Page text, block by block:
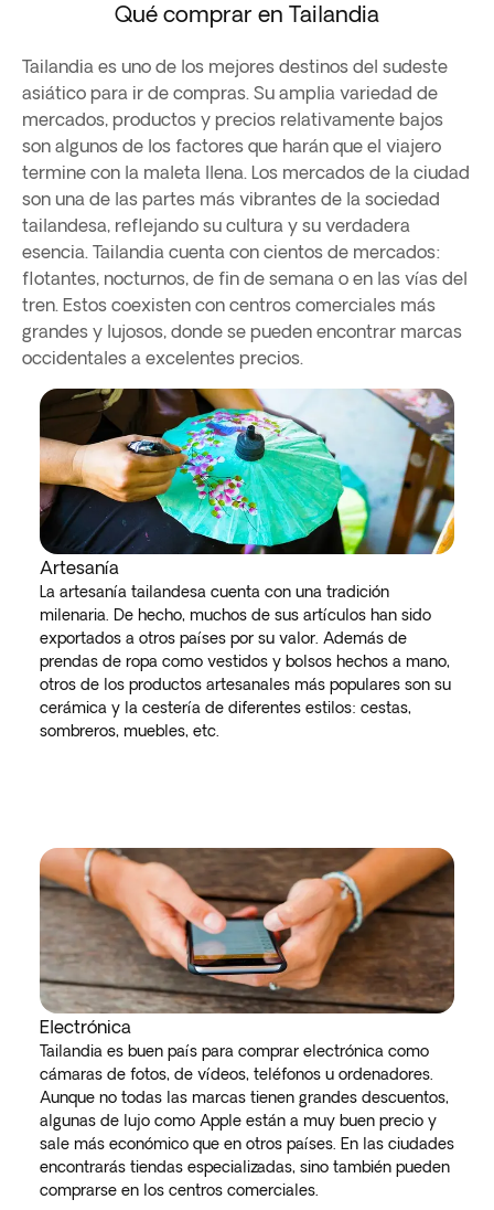
Qué comprar en Tailandia
Tailandia es uno de los mejores destinos del sudeste
asiático para ir de compras. Su amplia variedad de
mercados, productos y precios relativamente bajos
son algunos de los factores que harán que el viajero
termine con la maleta llena. Los mercados de la ciudad
son una de las partes más vibrantes de la sociedad
tailandesa, reflejando su cultura y su verdadera
esencia. Tailandia cuenta con cientos de mercados:
flotantes, nocturnos, de fin de semana o en las vías del
tren. Estos coexisten con centros comerciales más
grandes y lujosos, donde se pueden encontrar marcas
occidentales a excelentes precios.
Artesanía
La artesanía tailandesa cuenta con una tradición
milenaria. De hecho, muchos de sus artículos han sido
exportados a otros países por su valor. Además de
prendas de ropa como vestidos y bolsos hechos a mano,
otros de los productos artesanales más populares son su
cerámica y la cestería de diferentes estilos: cestas,
sombreros, muebles, etc.
Electrónica
Tailandia es buen país para comprar electrónica como
cámaras de fotos, de vídeos, teléfonos u ordenadores.
Aunque no todas las marcas tienen grandes descuentos,
algunas de lujo como Apple están a muy buen precio y
sale más económico que en otros países. En las ciudades
encontrarás tiendas especializadas, sino también pueden
comprarse en los centros comerciales.